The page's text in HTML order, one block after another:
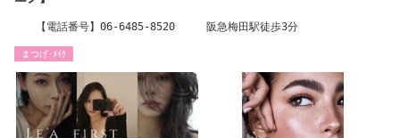
【電話番号】06-6485-8520 阪急梅田駅徒歩3分
まつげ･ﾒｲｸ